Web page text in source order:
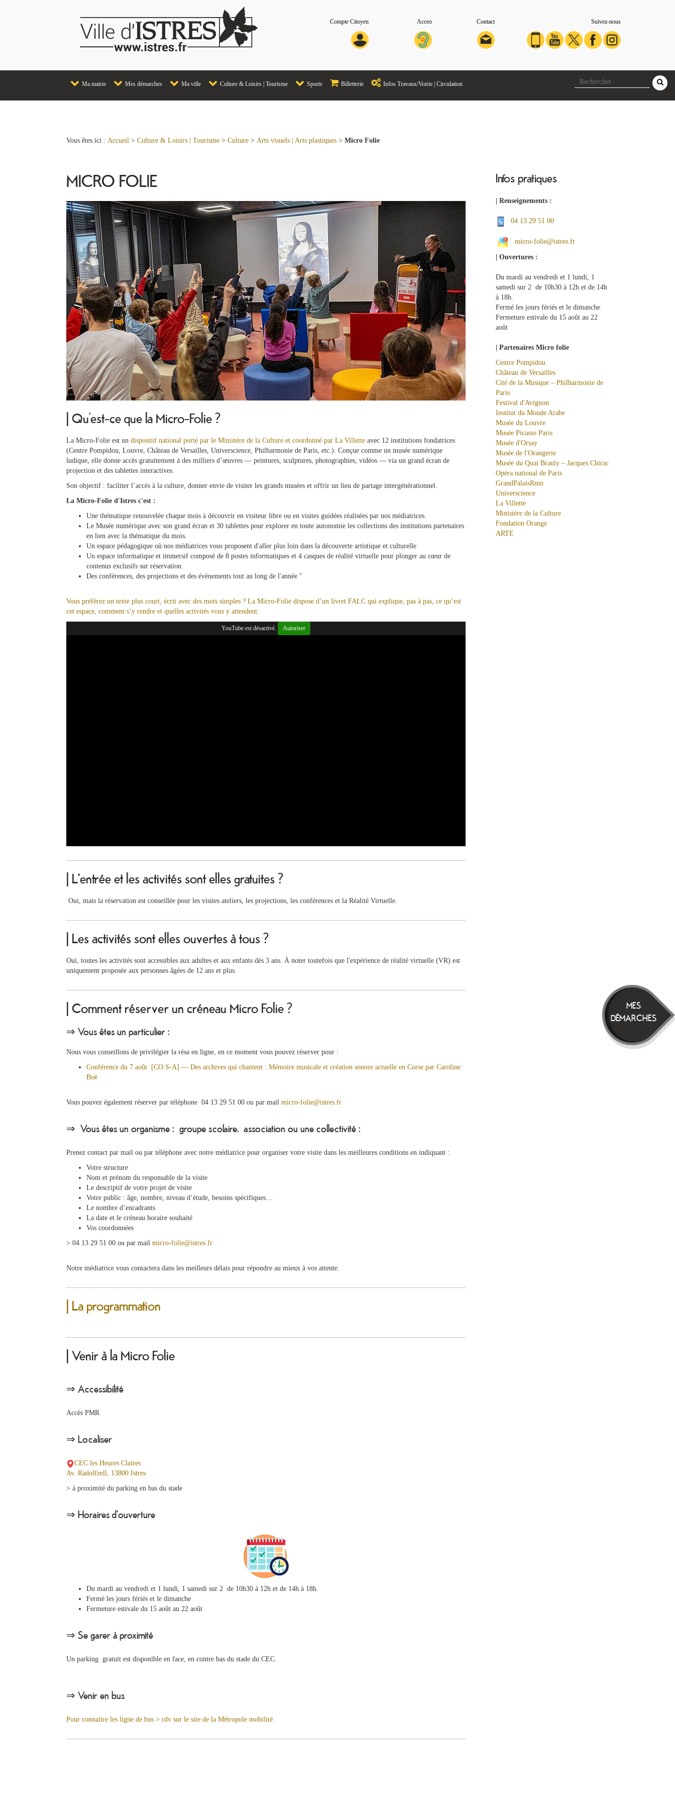
Compte Citoyen Acceo Contact Suivez-nous
Ma mairie Mes démarches Ma ville Culture & Loisirs | Tourisme Sports Billetterie Infos Travaux/Voirie | Circulation
MES
DÉMARCHES
Vous êtes ici : Accueil > Culture & Loisirs | Tourisme > Culture > Arts visuels | Arts plastiques > Micro Folie
MICRO FOLIE
| Qu’est-ce que la Micro-Folie ?
La Micro-Folie est un dispositif national porté par le Ministère de la Culture et coordonné par La Villette avec 12 institutions fondatrices
(Centre Pompidou, Louvre, Château de Versailles, Universcience, Philharmonie de Paris, etc.). Conçue comme un musée numérique
ludique, elle donne accès gratuitement à des milliers d’œuvres — peintures, sculptures, photographies, vidéos — via un grand écran de
projection et des tablettes interactives.
Son objectif : faciliter l’accès à la culture, donner envie de visiter les grands musées et offrir un lieu de partage intergénérationnel.
La Micro-Folie d'Istres c'est :
Une thématique renouvelée chaque mois à découvrir en visiteur libre ou en visites guidées réalisées par nos médiatrices.
Le Musée numérique avec son grand écran et 30 tablettes pour explorer en toute autonomie les collections des institutions partenaires
en lien avec la thématique du mois.
Un espace pédagogique où nos médiatrices vous proposent d'aller plus loin dans la découverte artistique et culturelle
Un espace informatique et immersif composé de 8 postes informatiques et 4 casques de réalité virtuelle pour plonger au cœur de
contenus exclusifs sur réservation.
Des conférences, des projections et des évènements tout au long de l'année "
Vous préférez un texte plus court, écrit avec des mots simples ? La Micro-Folie dispose d’un livret FALC qui explique, pas à pas, ce qu’est
cet espace, comment s’y rendre et quelles activités vous y attendent.
YouTube est désactivé. Autoriser
| L'entrée et les activités sont elles gratuites ?
Oui, mais la réservation est conseillée pour les visites ateliers, les projections, les conférences et la Réalité Virtuelle.
| Les activités sont elles ouvertes à tous ?
Oui, toutes les activités sont accessibles aux adultes et aux enfants dès 3 ans. À noter toutefois que l'expérience de réalité virtuelle (VR) est
uniquement proposée aux personnes âgées de 12 ans et plus.
| Comment réserver un créneau Micro Folie ?
⇒ Vous êtes un particulier :
Nous vous conseillons de privilégier la résa en ligne, en ce moment vous pouvez réserver pour :
Conférence du 7 août [CO S-A] — Des archives qui chantent : Mémoire musicale et création sonore actuelle en Corse.par Caroline
Boë
Vous pouvez également réserver par téléphone 04 13 29 51 00 ou par mail micro-folie@istres.fr
⇒ Vous êtes un organisme : groupe scolaire, association ou une collectivité :
Prenez contact par mail ou par téléphone avec notre médiatrice pour organiser votre visite dans les meilleures conditions en indiquant :
Votre structure
Nom et prénom du responsable de la visite
Le descriptif de votre projet de visite
Votre public : âge, nombre, niveau d’étude, besoins spécifiques…
Le nombre d’encadrants
La date et le créneau horaire souhaité
Vos coordonnées
> 04 13 29 51 00 ou par mail micro-folie@istres.fr
Notre médiatrice vous contactera dans les meilleurs délais pour répondre au mieux à vos attente.
| La programmation
| Venir à la Micro Folie
⇒ Accessibilité
Accès PMR
⇒ Localiser
CEC les Heures Claires
Av. Radolfzell, 13800 Istres
> à proximité du parking en bas du stade
⇒ Horaires d'ouverture
Du mardi au vendredi et 1 lundi, 1 samedi sur 2 de 10h30 à 12h et de 14h à 18h.
Fermé les jours fériés et le dimanche
Fermeture estivale du 15 août au 22 août
⇒ Se garer à proximité
Un parking gratuit est disponible en face, en contre bas du stade du CEC.
⇒ Venir en bus
Pour connaitre les ligne de bus > rdv sur le site de la Métropole mobilité.
Infos pratiques
| Renseignements :
04 13 29 51 00
micro-folie@istres.fr
| Ouvertures :
Du mardi au vendredi et 1 lundi, 1
samedi sur 2 de 10h30 à 12h et de 14h
à 18h.
Fermé les jours fériés et le dimanche
Fermeture estivale du 15 août au 22
août
| Partenaires Micro folie
Centre Pompidou
Château de Versailles
Cité de la Musique – Philharmonie de
Paris
Festival d'Avignon
Institut du Monde Arabe
Musée du Louvre
Musée Picasso Paris
Musée d'Orsay
Musée de l'Orangerie
Musée du Quai Branly – Jacques Chirac
Opéra national de Paris
GrandPalaisRmn
Universcience
La Villette
Ministère de la Culture
Fondation Orange
ARTE